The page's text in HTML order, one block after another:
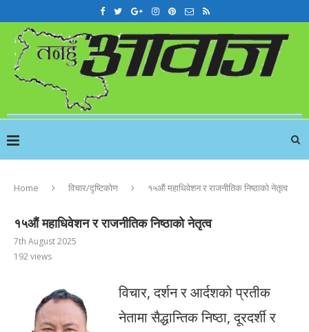
Home विचार/दृष्टिकोण १५औं महाधिवेशन र राजनीतिक निष्ठाको नेतृत्व
१५औं महाधिवेशन र राजनीतिक निष्ठाको नेतृत्व
7th August 2025
192views
विचार, दर्शन र आर्दशको प्रतीक
नेतामा सैद्धान्तिक निष्ठा, दूरदर्शी र